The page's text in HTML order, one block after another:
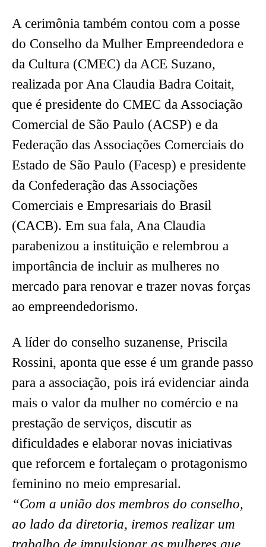
A cerimônia também contou com a posse
do Conselho da Mulher Empreendedora e
da Cultura (CMEC) da ACE Suzano,
realizada por Ana Claudia Badra Coitait,
que é presidente do CMEC da Associação
Comercial de São Paulo (ACSP) e da
Federação das Associações Comerciais do
Estado de São Paulo (Facesp) e presidente
da Confederação das Associações
Comerciais e Empresariais do Brasil
(CACB). Em sua fala, Ana Claudia
parabenizou a instituição e relembrou a
importância de incluir as mulheres no
mercado para renovar e trazer novas forças
ao empreendedorismo.
A líder do conselho suzanense, Priscila
Rossini, aponta que esse é um grande passo
para a associação, pois irá evidenciar ainda
mais o valor da mulher no comércio e na
prestação de serviços, discutir as
dificuldades e elaborar novas iniciativas
que reforcem e fortaleçam o protagonismo
feminino no meio empresarial.
“Com a união dos membros do conselho,
ao lado da diretoria, iremos realizar um